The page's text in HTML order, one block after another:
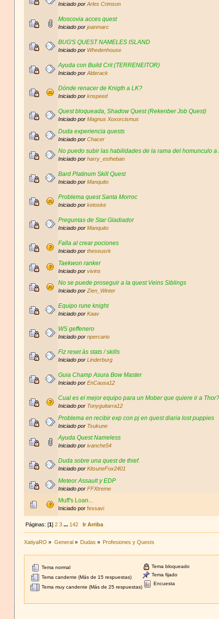
Iniciado porArles Crimson
Moscovia acces quest
Iniciado porjoanmarc
BUG'S QUEST NAMELES ISLAND
Iniciado por Whedenhouse
Ayuda con Build Crit (TERRENEITOR)
Iniciado porAlderack
Dónde renacer de Knigth a LK?
Iniciado porknspeed
Quest bloqueada, Shadow Quest (Rekenber Job Quest)
Iniciado porMagnus Xoxorcismus
Duda experiencia quests
Iniciado porChacer
No puedo subir las habilidades de la rama del homunculo a
Iniciado porharry_estheban
Bard Platinum Skill Quest
Iniciado porManquito
Problema quest Santa Morroc
Iniciado porketoske
Preguntas de Star Gladiador
Iniciado porManquito
Falla al crear pociones
Iniciado portheseusrk
Taekwon ranker
Iniciado porvivins
No se puede proseguir a la quest Veins Siblings
Iniciado porZien_Winter
Equipo rune knight
Iniciado porKaav
WS geffenero
Iniciado pornpercario
Fiz reset às stats / skills
Iniciado porLinderburg
Guia Champ Asura Bow Master
Iniciado porEnCausa12
Cual es el mejor equipo para un Mober que quiere ir a Thor?
Iniciado por Tonyguitarra12
Problema en recibir exp con pj en quest diaria lost puppies
Iniciado por Tsukune
Ayuda Quest Nameless
Iniciado porivanche54
Duda sobre una quest de thief.
Iniciado porKitsuneFox2401
Meteor Assault y EDP
Iniciado porFFXtreme
Muff's Loan...
Iniciado porfessavi
Páginas: [1] 2 3 ... 142 Ir Arriba
XatiyaRO » General» Dudas » Profesiones y Quests
Tema normal
Tema candente (Más de 15 respuestas)
Tema muy candente (Más de 25 respuestas)
Tema bloqueado
Tema fijado
Encuesta